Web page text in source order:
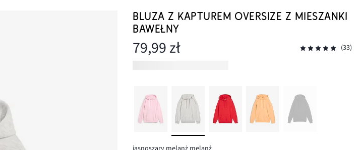
BLUZA Z KAPTUREM OVERSIZE Z MIESZANKI
BAWEŁNY
79,99 zł (33)